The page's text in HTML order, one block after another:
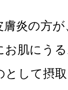
炎の方が
お肌にう
として摂